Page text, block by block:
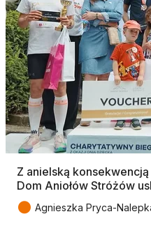
Z anielską
Dom Aniołów Stróżów
● Agnieszka Pryca-